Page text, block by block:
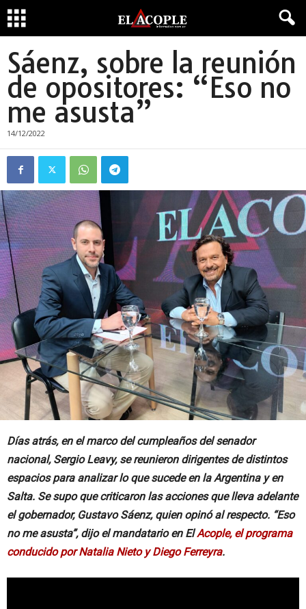
Sáenz, sobre la reunión
de opositores: “Eso no
me asusta”
14/12/2022
Días atrás, en el marco del cumpleaños del senador
nacional, Sergio Leavy, se reunieron dirigentes de distintos
espacios para analizar lo que sucede en la Argentina y en
Salta. Se supo que criticaron las acciones que lleva adelante
el gobernador, Gustavo Sáenz, quien opinó al respecto. “Eso
no me asusta”, dijo el mandatario en ElAcople, el programa
conducido por Natalia Nieto y Diego Ferreyra.